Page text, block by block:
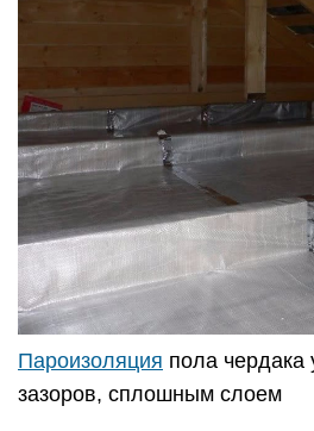
Пароизоляция пола чердака
зазоров, сплошным слоем